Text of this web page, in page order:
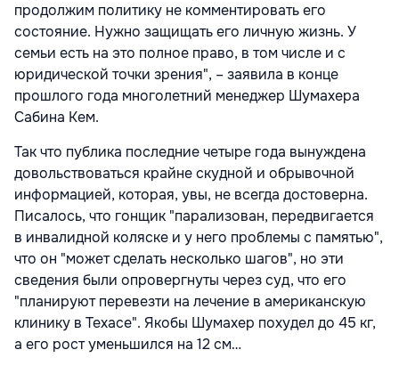
продолжим политику не комментировать его
состояние. Нужно защищать его личную жизнь. У
семьи есть на это полное право, в том числе и с
юридической точки зрения", – заявила в конце
прошлого года многолетний менеджер Шумахера
Сабина Кем.
Так что публика последние четыре года вынуждена
довольствоваться крайне скудной и обрывочной
информацией, которая, увы, не всегда достоверна.
Писалось, что гонщик "парализован, передвигается
в инвалидной коляске и у него проблемы с памятью",
что он "может сделать несколько шагов", но эти
сведения были опровергнуты через суд, что его
"планируют перевезти на лечение в американскую
клинику в Техасе". Якобы Шумахер похудел до 45 кг,
а его рост уменьшился на 12 см…